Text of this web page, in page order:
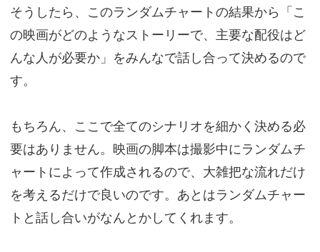
そうしたら、このランダムチャートの結果から「こ
の映画がどのようなストーリーで、主要な配役はど
んな人が必要か」をみんなで話し合って決めるので
す。
もちろん、ここで全てのシナリオを細かく決める必
要はありません。映画の脚本は撮影中にランダムチ
ャートによって作成されるので、大雑把な流れだけ
を考えるだけで良いのです。あとはランダムチャー
トと話し合いがなんとかしてくれます。